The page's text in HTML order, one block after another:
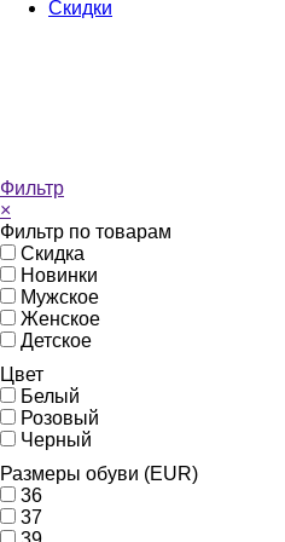
Скидки
Фильтр
×
Фильтр по товарам
Скидка
Новинки
Мужское
Женское
Детское
Цвет
Белый
Розовый
Черный
Размеры обуви (EUR)
36
37